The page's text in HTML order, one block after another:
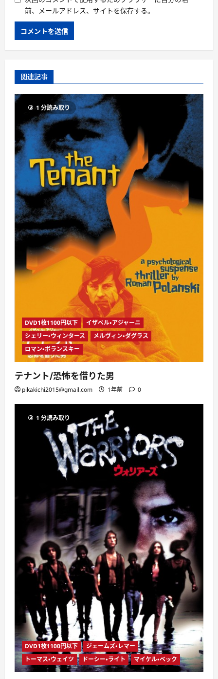
前、メールアドレス、サイトを保存する。
関連記事
1 分読み取り
DVD1枚1100円以下
イザベル・アジャーニ
シェリー・ウィンタース
メルヴィン・ダグラス
ロマン・ポランスキー
テナント/恐怖を借りた男
pikakichi2015@gmail.com 1年前 0
1 分読み取り
DVD1枚1100円以下
ジェームズ・レマー
トーマス・ウェイツ
ドーシー・ライト マイケル・ベック